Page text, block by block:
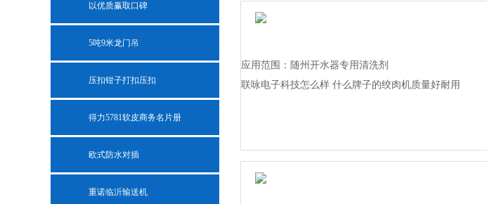
以优质赢取口碑
5吨9米龙门吊
压扣钳子打扣压扣
得力5781软皮商务名片册
欧式防水对插
重诺临沂输送机
应用范围：随州开水器专用清洗剂
联咏电子科技怎么样 什么牌子的绞肉机质量好耐用